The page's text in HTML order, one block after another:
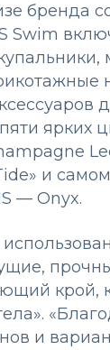
бренда
Swim
ярких
и
— Onyx.
крой,
и